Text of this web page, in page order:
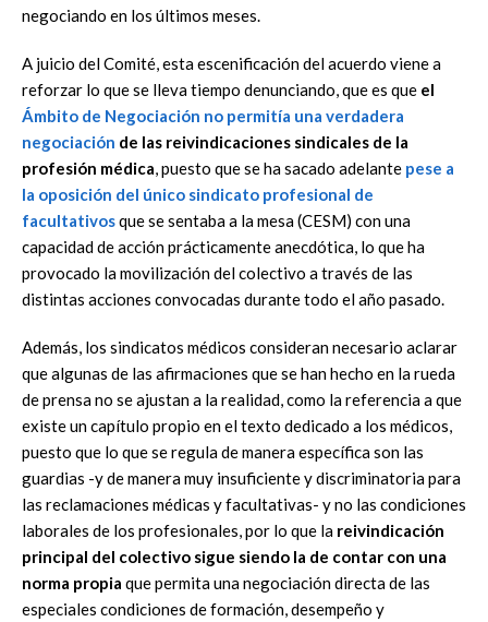
negociando en los últimos meses.
A juicio del Comité, esta escenificación del acuerdo viene a
reforzar lo que se lleva tiempo denunciando, que es que el
Ámbito de Negociación no permitía una verdadera
negociación de las reivindicaciones sindicales de la
profesión médica, puesto que se ha sacado adelante pese a
la oposición del único sindicato profesional de
facultativosque se sentaba a la mesa (CESM) con una
capacidad de acción prácticamente anecdótica, lo que ha
provocado la movilización del colectivo a través de las
distintas acciones convocadas durante todo el año pasado.
Además, los sindicatos médicos consideran necesario aclarar
que algunas de las afirmaciones que se han hecho en la rueda
de prensa no se ajustan a la realidad, como la referencia a que
existe un capítulo propio en el texto dedicado a los médicos,
puesto que lo que se regula de manera específica son las
guardias -y de manera muy insuficiente y discriminatoria para
las reclamaciones médicas y facultativas- y no las condiciones
laborales de los profesionales, por lo que la reivindicación
principal del colectivo sigue siendo la de contar con una
norma propia que permita una negociación directa de las
especiales condiciones de formación, desempeño y